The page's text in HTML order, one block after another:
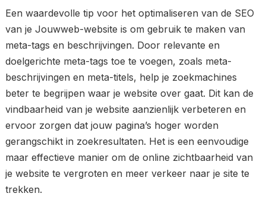
Een waardevolle tip voor het optimaliseren van de SEO
van je Jouwweb-website is om gebruik te maken van
meta-tags en beschrijvingen. Door relevante en
doelgerichte meta-tags toe te voegen, zoals meta-
beschrijvingen en meta-titels, help je zoekmachines
beter te begrijpen waar je website over gaat. Dit kan de
vindbaarheid van je website aanzienlijk verbeteren en
ervoor zorgen dat jouw pagina’s hoger worden
gerangschikt in zoekresultaten. Het is een eenvoudige
maar effectieve manier om de online zichtbaarheid van
je website te vergroten en meer verkeer naar je site te
trekken.